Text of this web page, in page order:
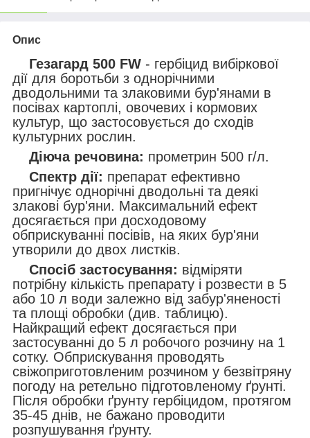
Опис
Гезагард 500 FW - гербіцид вибіркової
дії для боротьби з однорічними
дводольними та злаковими бур'янами в
посівах картоплі, овочевих і кормових
культур, що застосовується до сходів
культурних рослин.
Діюча речовина: прометрин 500 г/л.
Спектр дії: препарат ефективно
пригнічує однорічні дводольні та деякі
злакові бур'яни. Максимальний ефект
досягається при досходовому
обприскуванні посівів, на яких бур'яни
утворили до двох листків.
Спосіб застосування: відміряти
потрібну кількість препарату і розвести в 5
або 10 л води залежно від забур'яненості
та площі обробки (див. таблицю).
Найкращий ефект досягається при
застосуванні до 5 л робочого розчину на 1
сотку. Обприскування проводять
свіжоприготовленим розчином у безвітряну
погоду на ретельно підготовленому ґрунті.
Після обробки ґрунту гербіцидом, протягом
35-45 днів, не бажано проводити
розпушування ґрунту.